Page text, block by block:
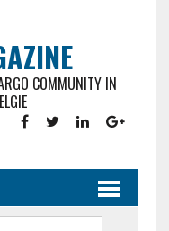
COMMUNITY IN